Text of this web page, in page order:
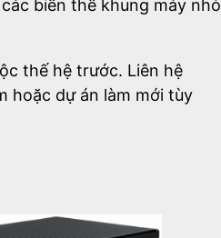
biến thể khung máy nhỏ
thế hệ trước. Liên hệ
hoặc dự án làm mới tùy